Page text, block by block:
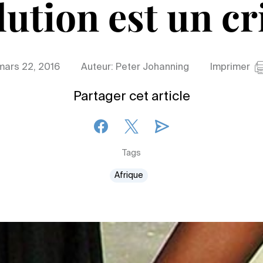
est un
22, 2016 Auteur: Peter Johanning Imprimer
Partager cet article
Tags
Afrique